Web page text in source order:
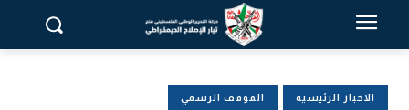
الاخبار الرئيسية الموقف الرسمي